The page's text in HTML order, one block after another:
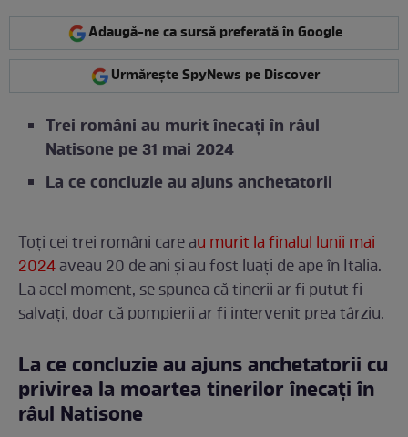
Adaugă-ne ca sursă preferată în Google
Urmărește SpyNews pe Discover
Trei români au murit înecați în râul
Natisone pe 31 mai 2024
La ce concluzie au ajuns anchetatorii
Toți cei trei români care au murit la finalul lunii mai
2024aveau 20 de ani și au fost luați de ape în Italia.
La acel moment, se spunea că tinerii ar fi putut fi
salvați, doar că pompierii ar fi intervenit prea târziu.
La ce concluzie au ajuns anchetatorii cu
privirea la moartea tinerilor înecați în
râul Natisone